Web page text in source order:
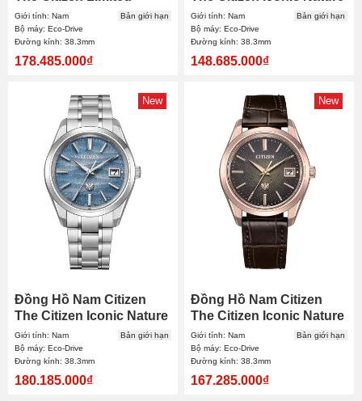
AQ4100-57M 38.3mm
Giới tính: Nam
Bộ máy: Eco-Drive
Đường kính: 38.3mm
Bản giới hạn
178.485.000₫
Limited AQ4106-18X
38.3mm
Giới tính: Nam
Bộ máy: Eco-Drive
Đường kính: 38.3mm
Bản giới hạn
148.685.000₫
New
Đồng Hồ Nam Citizen
The Citizen Iconic Nature
Limited AQ4100-65H
38.3mm
Giới tính: Nam
Bộ máy: Eco-Drive
Đường kính: 38.3mm
Bản giới hạn
180.185.000₫
New
Đồng Hồ Nam Citizen
The Citizen Iconic Nature
Limited AQ4106-00W
38.3mm
Giới tính: Nam
Bộ máy: Eco-Drive
Đường kính: 38.3mm
Bản giới hạn
167.285.000₫